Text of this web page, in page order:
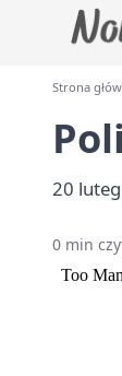
Strona
20
0 min